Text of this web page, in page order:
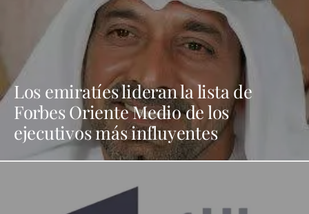
Los emiratíes lideran la lista de
Forbes Oriente Medio de los
ejecutivos más influyentes